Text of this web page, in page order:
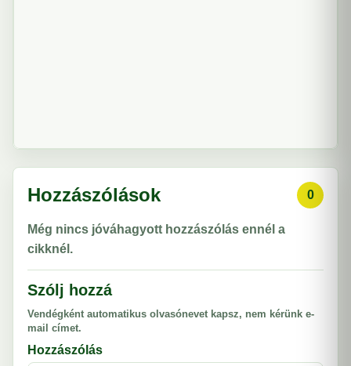
Hozzászólások 0
Még nincs jóváhagyott hozzászólás ennél a
cikknél.
Szólj hozzá
Vendégként automatikus olvasónevet kapsz, nem kérünk e-
mail címet.
Hozzászólás